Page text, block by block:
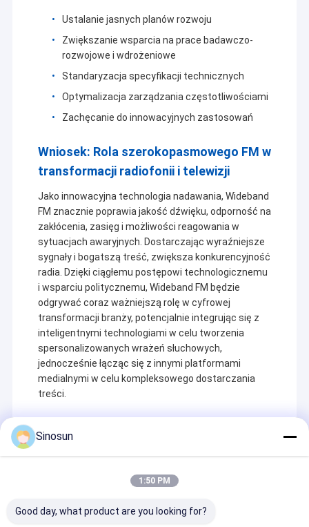
Ustalanie jasnych planów rozwoju
Zwiększanie wsparcia na prace badawczo-
rozwojowe i wdrożeniowe
Standaryzacja specyfikacji technicznych
Optymalizacja zarządzania częstotliwościami
Zachęcanie do innowacyjnych zastosowań
Wniosek: Rola szerokopasmowego FM w
transformacji radiofonii i telewizji
Jako innowacyjna technologia nadawania, Wideband
FM znacznie poprawia jakość dźwięku, odporność na
zakłócenia, zasięg i możliwości reagowania w
sytuacjach awaryjnych. Dostarczając wyraźniejsze
sygnały i bogatszą treść, zwiększa konkurencyjność
radia. Dzięki ciągłemu postępowi technologicznemu
i wsparciu politycznemu, Wideband FM będzie
odgrywać coraz ważniejszą rolę w cyfrowej
transformacji branży, potencjalnie integrując się z
inteligentnymi technologiami w celu tworzenia
spersonalizowanych wrażeń słuchowych,
jednocześnie łącząc się z innymi platformami
medialnymi w celu kompleksowego dostarczania
treści.
Sinosun
1:50 PM
Good day, what product are you looking for?